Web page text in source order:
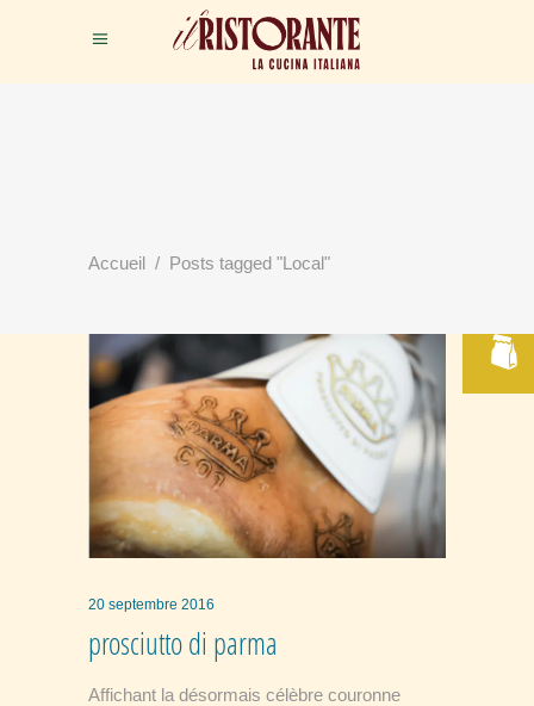
Accueil / Posts tagged "Local"
20 septembre 2016
prosciutto di parma
Affichant la désormais célèbre couronne